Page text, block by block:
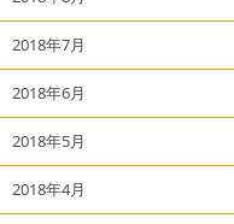
2018年7月
2018年6月
2018年5月
2018年4月